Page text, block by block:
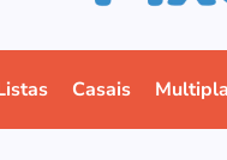
Casais